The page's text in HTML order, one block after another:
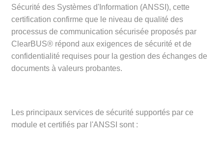
Sécurité des Systèmes d'Information (ANSSI), cette
certification confirme que le niveau de qualité des
processus de communication sécurisée proposés par
ClearBUS® répond aux exigences de sécurité et de
confidentialité requises pour la gestion des échanges de
documents à valeurs probantes.
Les principaux services de sécurité supportés par ce
module et certifiés par l'ANSSI sont :